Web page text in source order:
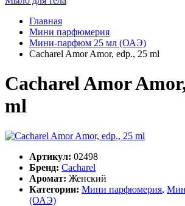
Главная
Мини парфюмерия
Мини-парфюм 25 мл (ОАЭ)
Cacharel Amor Amor, edp., 25 ml
Cacharel Amor
ml
Артикул: 02498
Бренд: Cacharel
Аромат: Женский
Категории: Мини парфюмерия,
(ОАЭ)